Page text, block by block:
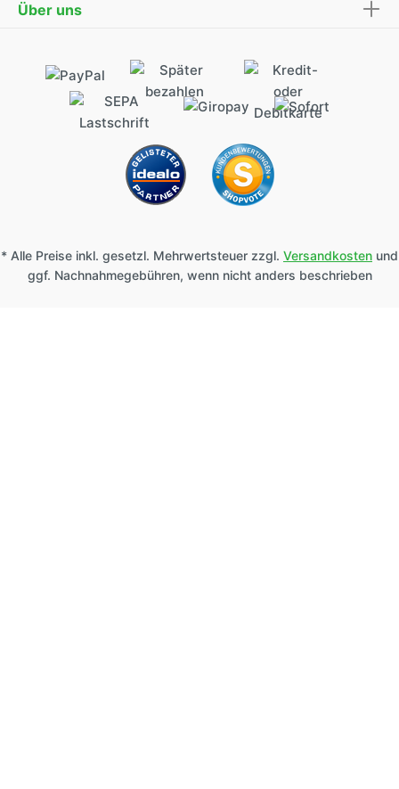
Über uns
* Alle Preise inkl. gesetzl. Mehrwertsteuer zzgl. Versandkosten und
ggf. Nachnahmegebühren, wenn nicht anders beschrieben